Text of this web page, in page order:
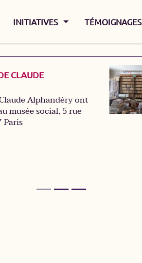
INITIATIVES AFFICHER LE MENU
TÉMOIGNAGES
CLAUDE
Alphandéry ont
musée social, 5 rue
Paris